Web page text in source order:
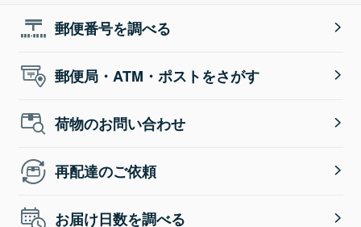
郵便番号を調べる
郵便局・ATM・ポストをさがす
荷物のお問い合わせ
再配達のご依頼
お届け日数を調べる